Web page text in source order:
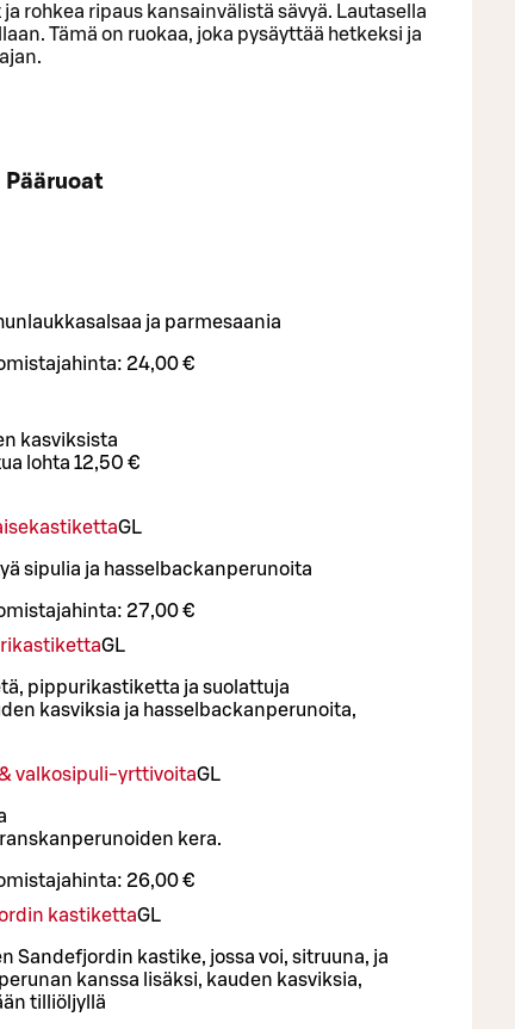
rohkea ripaus kansainvälistä sävyä. Lautasella
Tämä on ruokaa, joka pysäyttää hetkeksi ja
Pääruoat
ja parmesaania
24,00 €
kasviksista
lohta 12,50 €
GL
sipulia ja hasselbackanperunoita
27,00 €
GL
pippurikastiketta ja suolattuja
kasviksia ja hasselbackanperunoita,
valkosipuli-yrttivoitaGL
kera.
26,00 €
kastikettaGL
Sandefjordin kastike, jossa voi, sitruuna, ja
kanssa lisäksi, kauden kasviksia,
tilliöljyllä